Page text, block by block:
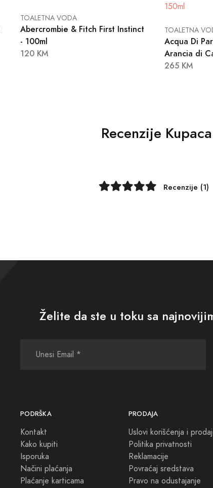
TOALETNA VODA
Abercrombie & Fitch First Instinct
- 100ml
120 KM
TOALETNA
Acqua Di
Arancia di
265 KM
Recenzije Kupaca
Recenzije (1)
Želite da ste u toku sa
PODRŠKA
Kontakt
Kako kupiti
Isporuka
Načini plaćanja
Plaćanje karticama
PRODAJA
Uslovi korišćenja i
Politika privatnosti
Reklamacije
Povraćaj sredstava
Pravo na odustajanje